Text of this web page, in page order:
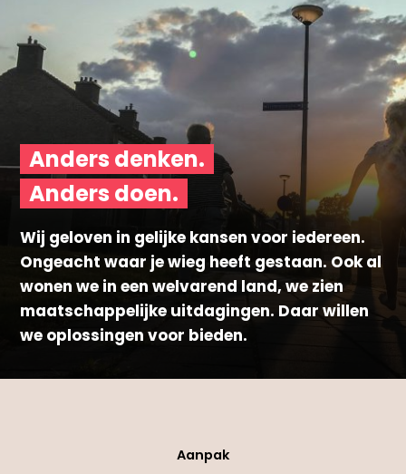
Wij geloven in gelijke kansen voor iedereen.
Ongeacht waar je wieg heeft gestaan. Ook al
wonen we in een welvarend land, we zien
maatschappelijke uitdagingen. Daar willen
we oplossingen voor bieden.
Anders denken.
Anders doen.
Aanpak